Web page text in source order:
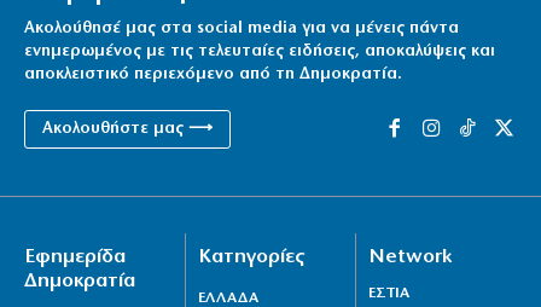
Ακολούθησέ μας στα social media για να μένεις πάντα
ενημερωμένος με τις τελευταίες ειδήσεις, αποκαλύψεις και
αποκλειστικό περιεχόμενο από τη Δημοκρατία.
Ακολουθήστε μας ⟶
Εφημερίδα
Δημοκρατία
Κατηγορίες
ΕΛΛΑΔΑ
Network
ΕΣΤΙΑ